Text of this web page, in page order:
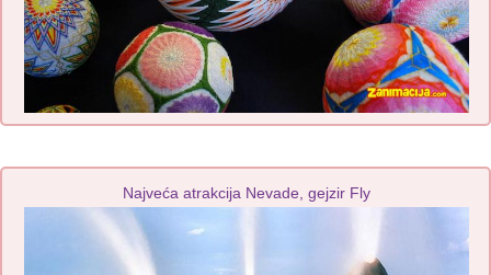
Najveća atrakcija Nevade, gejzir Fly